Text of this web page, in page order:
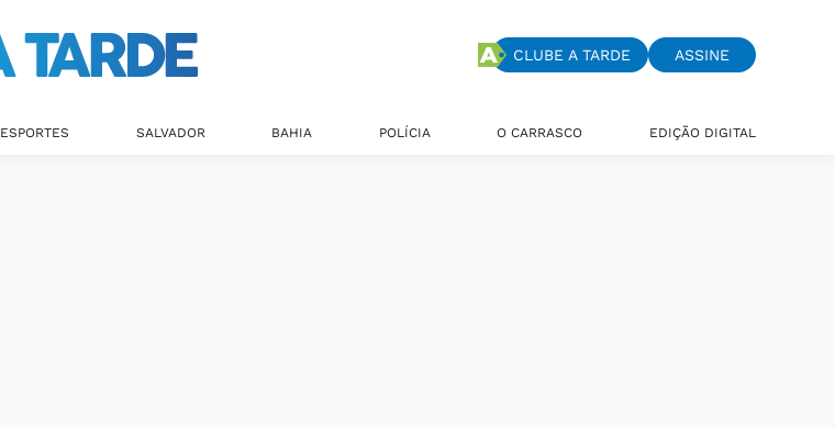
CLUBE A TARDE ASSINE
ESPORTES SALVADOR BAHIA POLÍCIA O CARRASCO EDIÇÃO DIGITAL